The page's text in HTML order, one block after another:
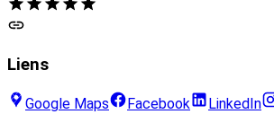
Liens
Google Maps Facebook LinkedIn